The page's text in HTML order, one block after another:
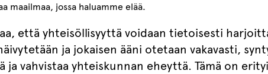
maailmaa, jossa haluamme elää.
että yhteisöllisyyttä voidaan tietoisesti
ja jokaisen ääni otetaan vakavasti,
ja vahvistaa yhteiskunnan eheyttä. Tämä on